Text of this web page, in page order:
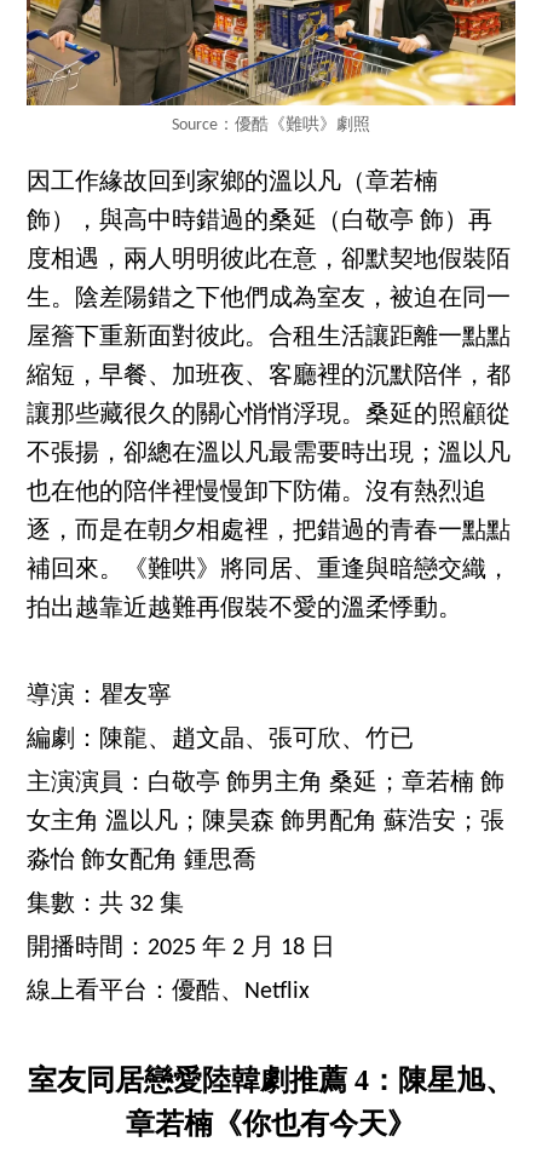
Source：優酷《難哄》劇照
因工作緣故回到家鄉的溫以凡（章若楠
飾），與高中時錯過的桑延（白敬亭 飾）再
度相遇，兩人明明彼此在意，卻默契地假裝陌
生。陰差陽錯之下他們成為室友，被迫在同一
屋簷下重新面對彼此。合租生活讓距離一點點
縮短，早餐、加班夜、客廳裡的沉默陪伴，都
讓那些藏很久的關心悄悄浮現。桑延的照顧從
不張揚，卻總在溫以凡最需要時出現；溫以凡
也在他的陪伴裡慢慢卸下防備。沒有熱烈追
逐，而是在朝夕相處裡，把錯過的青春一點點
補回來。《難哄》將同居、重逢與暗戀交織，
拍出越靠近越難再假裝不愛的溫柔悸動。
導演：瞿友寧
編劇：陳龍、趙文晶、張可欣、竹已
主演演員：白敬亭 飾男主角 桑延；章若楠 飾
女主角 溫以凡；陳昊森 飾男配角 蘇浩安；張
淼怡 飾女配角 鍾思喬
集數：共 32 集
開播時間：2025 年 2 月 18 日
線上看平台：優酷、Netflix
室友同居戀愛陸韓劇推薦 4：陳星旭、
章若楠《你也有今天》